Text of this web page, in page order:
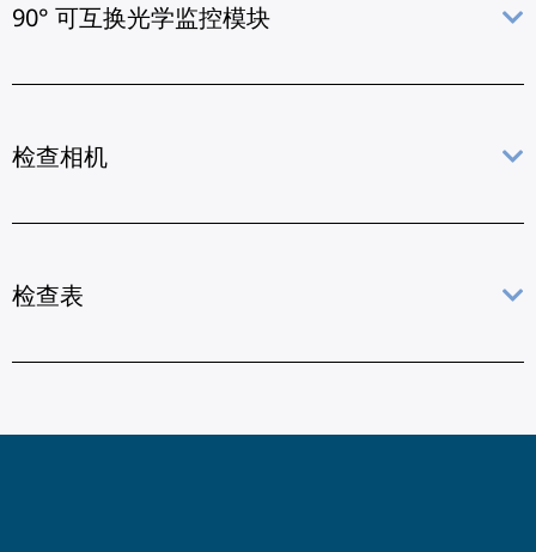
90° 可互换光学监控模块
检查相机
检查表